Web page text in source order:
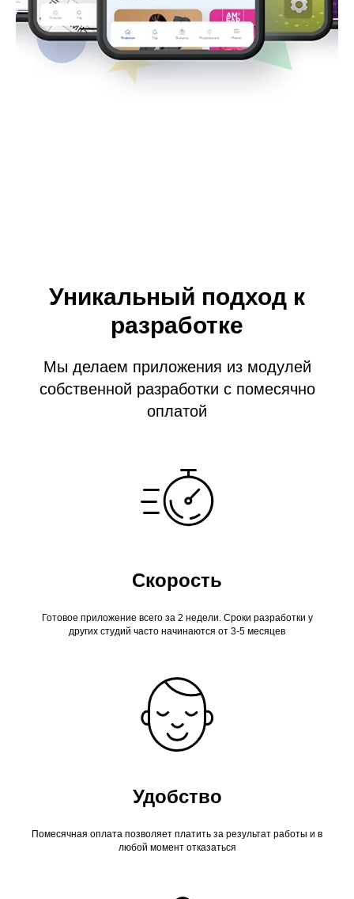
Уникальный подход к
разработке
Мы делаем приложения из модулей
собственной разработки с помесячно
оплатой
Скорость
Готовое приложение всего за 2 недели. Сроки разработки у
других студий часто начинаются от 3-5 месяцев
Удобство
Помесячная оплата позволяет платить за результат работы и в
любой момент отказаться